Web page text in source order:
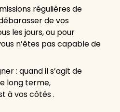
régulières de
de vos
les jours, ou pour
n’êtes pas capable de
: quand il s’agit de
long terme,
à vos côtés .